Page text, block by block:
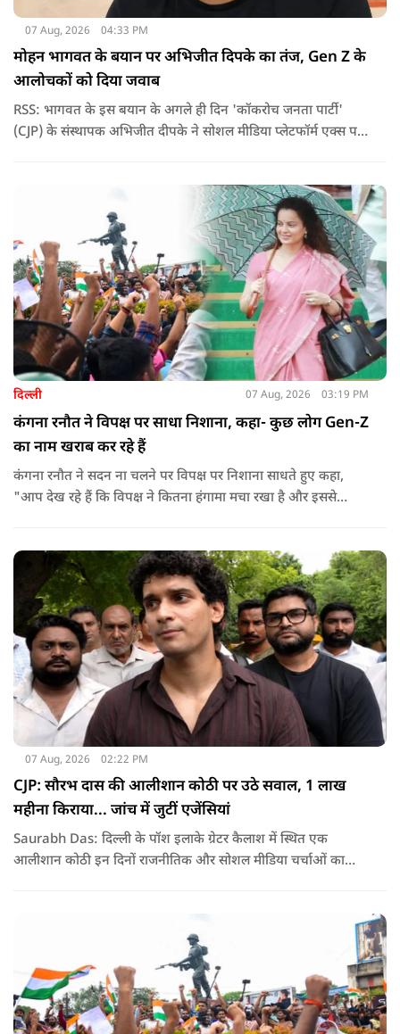
07 Aug, 2026 04:33 PM
मोहन भागवत के बयान पर अभिजीत दिपके का तंज, Gen Z के
आलोचकों को दिया जवाब
RSS: भागवत के इस बयान के अगले ही दिन 'कॉकरोच जनता पार्टी'
(CJP) के संस्थापक अभिजीत दीपके ने सोशल मीडिया प्लेटफॉर्म एक्स पर
दिल्ली 07 Aug, 2026 03:19 PM
कंगना रनौत ने विपक्ष पर साधा निशाना, कहा- कुछ लोग Gen-Z
का नाम खराब कर रहे हैं
कंगना रनौत ने सदन ना चलने पर विपक्ष पर निशाना साधते हुए कहा,
"आप देख रहे हैं कि विपक्ष ने कितना हंगामा मचा रखा है और इससे
देश के सामने साफ हो रही है. और जब हारते हैं, तो रोना रोते हैं."
07 Aug, 2026 02:22 PM
CJP: सौरभ दास की आलीशान कोठी पर उठे सवाल, 1 लाख
महीना किराया... जांच में जुटीं एजेंसियां
Saurabh Das: दिल्ली के पॉश इलाके ग्रेटर कैलाश में स्थित एक
आलीशान कोठी इन दिनों राजनीतिक और सोशल मीडिया चर्चाओं का